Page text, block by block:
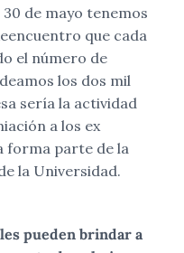
de mayo tenemos
que cada
el número de
los dos mil
sería la actividad
a los ex
forma parte de la
la Universidad.
pueden brindar a